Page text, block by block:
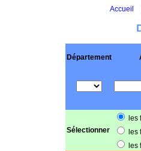
Accueil
Département
Sélectionner
les
les
les